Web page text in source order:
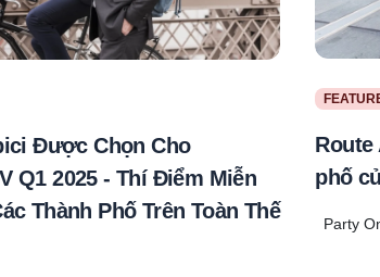
Được Chọn Cho
Q1 2025 - Thí Điểm Miễn
Thành Phố Trên Toàn Thế
Route
phố
Party